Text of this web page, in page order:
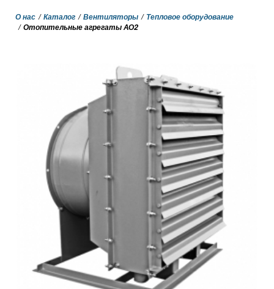
О нас Каталог Вентиляторы
Тепловое оборудование
Отопительные агрегаты АО2